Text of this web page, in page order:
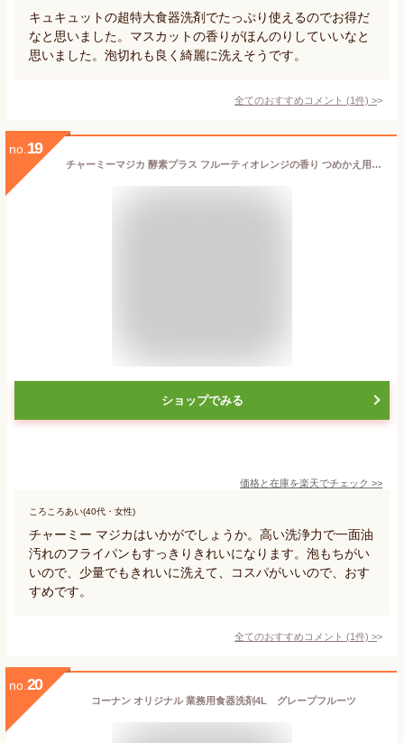
キュキュットの超特大食器洗剤でたっぷり使えるのでお得だ
なと思いました。マスカットの香りがほんのりしていいなと
思いました。泡切れも良く綺麗に洗えそうです。
全てのおすすめコメント (1件) >
no. 19
チャーミーマジカ 酵素プラス フルーティオレンジの香り つめかえ用 特大サイズ(1110ml*3袋セット)【チャーミー】
ショップでみる
価格と在庫を楽天でチェック >>
ころころあい(40代・女性)
チャーミー マジカはいかがでしょうか。高い洗浄力で一面油
汚れのフライパンもすっきりきれいになります。泡もちがい
いので、少量でもきれいに洗えて、コスパがいいので、おす
すめです。
全てのおすすめコメント (1件) >
no. 20
コーナン オリジナル 業務用食器洗剤4L グレープフルーツ